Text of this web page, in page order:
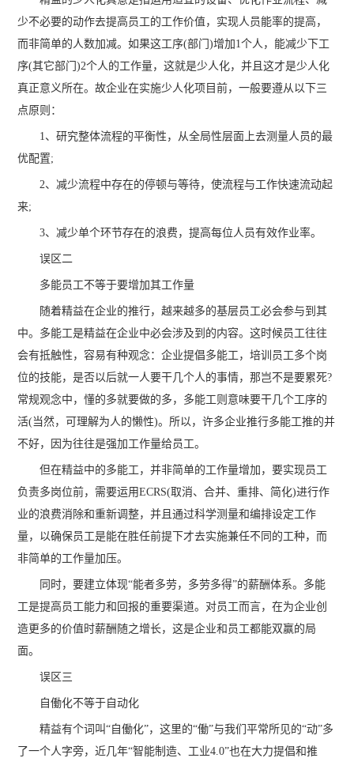
少不必要的动作去提高员工的工作价值，实现人员能率的提高，
而非简单的人数加减。如果这工序(部门)增加1个人，能减少下工
序(其它部门)2个人的工作量，这就是少人化，并且这才是少人化
真正意义所在。故企业在实施少人化项目前，一般要遵从以下三
点原则：
1、研究整体流程的平衡性，从全局性层面上去测量人员的最
优配置;
2、减少流程中存在的停顿与等待，使流程与工作快速流动起
来;
3、减少单个环节存在的浪费，提高每位人员有效作业率。
误区二
多能员工不等于要增加其工作量
随着精益在企业的推行，越来越多的基层员工必会参与到其
中。多能工是精益在企业中必会涉及到的内容。这时候员工往往
会有抵触性，容易有种观念：企业提倡多能工，培训员工多个岗
位的技能，是否以后就一人要干几个人的事情，那岂不是要累死?
常规观念中，懂的多就要做的多，多能工则意味要干几个工序的
活(当然，可理解为人的懒性)。所以，许多企业推行多能工推的并
不好，因为往往是强加工作量给员工。
但在精益中的多能工，并非简单的工作量增加，要实现员工
负责多岗位前，需要运用ECRS(取消、合并、重排、简化)进行作
业的浪费消除和重新调整，并且通过科学测量和编排设定工作
量，以确保员工是能在胜任前提下才去实施兼任不同的工种，而
非简单的工作量加压。
同时，要建立体现“能者多劳，多劳多得”的薪酬体系。多能
工是提高员工能力和回报的重要渠道。对员工而言，在为企业创
造更多的价值时薪酬随之增长，这是企业和员工都能双赢的局
面。
误区三
自働化不等于自动化
精益有个词叫“自働化”，这里的“働”与我们平常所见的“动”多
了一个人字旁，近几年“智能制造、工业4.0”也在大力提倡和推